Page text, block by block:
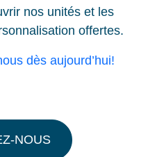
nos unités et les
offertes.
dès aujourd’hui!
NOUS